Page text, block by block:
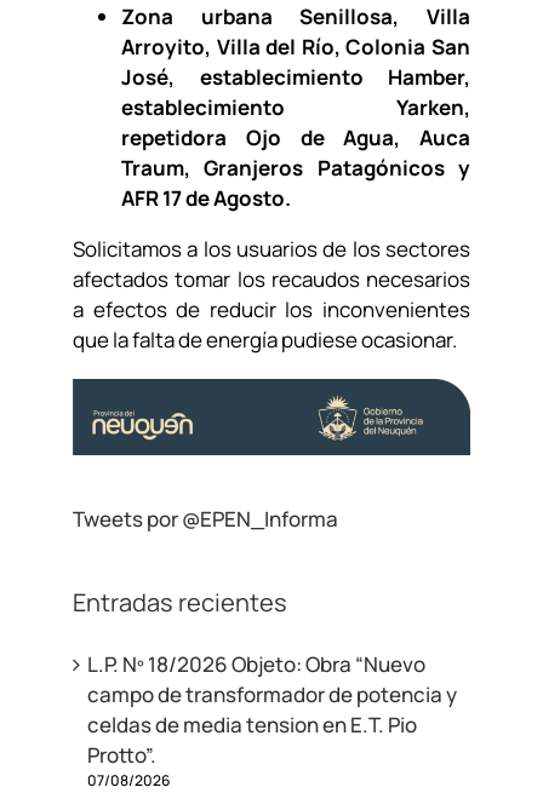
Zona urbana Senillosa, Villa
Arroyito, Villa del Río, Colonia San
José, establecimiento Hamber,
establecimiento Yarken,
repetidora Ojo de Agua, Auca
Traum, Granjeros Patagónicos y
AFR 17 de Agosto.
Solicitamos a los usuarios de los sectores
afectados tomar los recaudos necesarios
a efectos de reducir los inconvenientes
que la falta de energía pudiese ocasionar.
Tweets por @EPEN_Informa
Entradas recientes
L.P. Nº 18/2026 Objeto: Obra “Nuevo
campo de transformador de potencia y
celdas de media tension en E.T. Pio
Protto”.
07/08/2026